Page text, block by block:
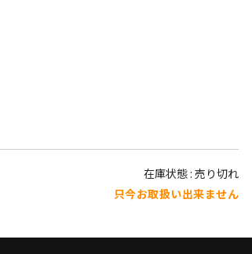
在庫状態 : 売り切れ
只今お取扱い出来ません